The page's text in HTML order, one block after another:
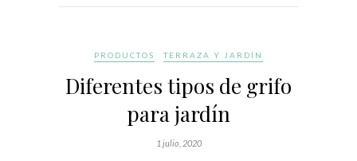
PRODUCTOS TERRAZA Y JARDÍN
Diferentes tipos de grifo
para jardín
1 julio, 2020